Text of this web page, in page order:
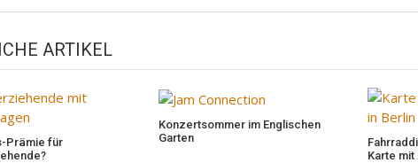
ARTIKEL
Prämie für
Konzertsommer im Englischen
Garten
Karte